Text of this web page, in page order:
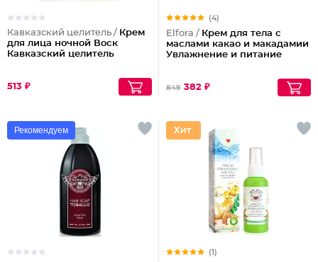
Кавказский целитель / Крем
для лица ночной Воск
Кавказский целитель
513 ₽
(4)
Elfora / Крем для тела с
маслами какао и макадамии
Увлажнение и питание
849 382 ₽
Рекомендуем
(1)